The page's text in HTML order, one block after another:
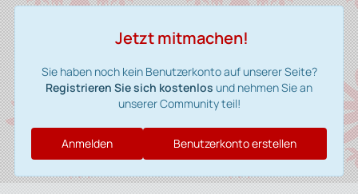
Jetzt mitmachen!
Sie haben noch kein Benutzerkonto auf unserer Seite?
Registrieren Sie sich kostenlos und nehmen Sie an
unserer Community teil!
Benutzerkonto erstellen
Anmelden